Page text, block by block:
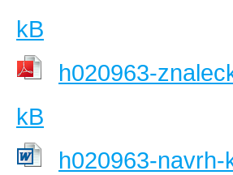
kB
h020963-
kB
h020963-